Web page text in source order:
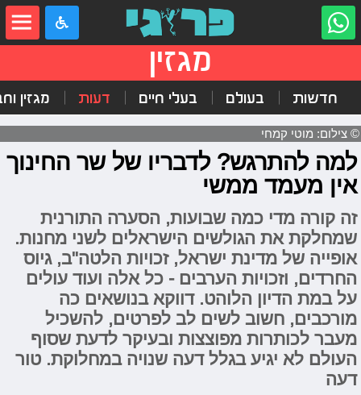
מגזין
חדשות בעולם בעלי חיים דעות מגזין
© צילום: מוטי קמחי
למה להתרגש? לדבריו של שר החינוך
אין מעמד ממשי
זה קורה מדי כמה שבועות, הסערה התורנית
שמחלקת את הגולשים הישראלים לשני מחנות.
אופייה של מדינת ישראל, זכויות הלטה"ב, גיוס
החרדים, וזכויות הערבים - כל אלה ועוד עולים
על במת הדיון הלוהט. דווקא בנושאים כה
מורכבים, חשוב לשים לב לפרטים, להשכיל
מעבר לכותרות מפוצצות ובעיקר לדעת שסוף
העולם לא יגיע בגלל דעה שנויה במחלוקת. טור
דעה